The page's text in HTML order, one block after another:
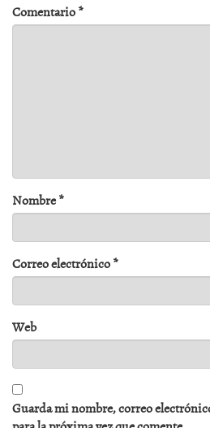
Comentario*
Nombre*
Correo electrónico*
Web
Guarda mi nombre, correo